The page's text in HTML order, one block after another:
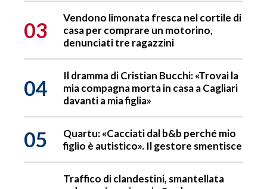
03
Vendono limonata fresca nel cortile di
casa per comprare un motorino,
denunciati tre ragazzini
04
Il dramma di Cristian Bucchi: «Trovai la
mia compagna morta in casa a Cagliari
davanti a mia figlia»
05
Quartu: «Cacciati dal b&b perché mio
figlio è autistico». Il gestore smentisce
Traffico di clandestini, smantellata